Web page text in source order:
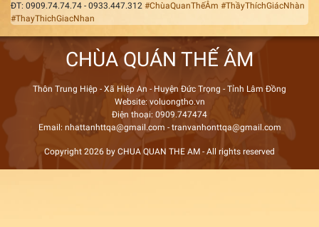
ĐT: 0909.74.74.74 - 0933.447.312 #ChùaQuanThếÂm #ThầyThíchGiácNhàn
#ThayThichGiacNhan
CHÙA QUÁN THẾ ÂM
Thôn Trung Hiệp - Xã Hiệp An - Huyện Đức Trọng - Tỉnh Lâm Đồng
Website: voluongtho.vn
Điện thoại: 0909.747474
Email: nhattanhttqa@gmail.com - tranvanhonttqa@gmail.com
Copyright 2026 by CHUA QUAN THE AM - All rights reserved